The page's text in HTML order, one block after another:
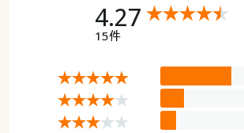
ご利用ガイド
よくある質問とお問い合わせ
4.27
15件